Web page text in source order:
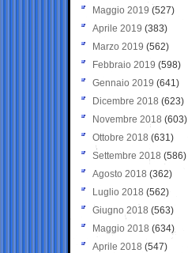
Maggio 2019 (527)
Aprile 2019 (383)
Marzo 2019 (562)
Febbraio 2019 (598)
Gennaio 2019 (641)
Dicembre 2018 (623)
Novembre 2018 (603)
Ottobre 2018 (631)
Settembre 2018 (586)
Agosto 2018 (362)
Luglio 2018 (562)
Giugno 2018 (563)
Maggio 2018 (634)
Aprile 2018 (547)